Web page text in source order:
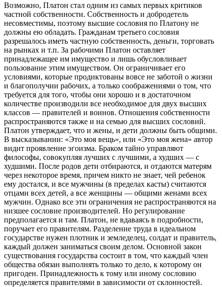
Возможно, Платон стал одним из самых первых критиков
частной собственности. Собственность и добродетель
несовместимы, поэтому высшие сословия по Платону не
должны ею обладать. Гражданам третьего сословия
разрешалось иметь частную собственность, деньги, торговать
на рынках и т.п. За рабочими Платон оставляет
принадлежащее им имущество и лишь обусловливает
пользование этим имуществом. Он ограничивает его
условиями, которые продиктованы вовсе не заботой о жизни
и благополучии рабочих, а только соображениями о том, что
требуется для того, чтобы они хорошо и в достаточном
количестве производили все необходимое для двух высших
классов — правителей и воинов. Отношения собственности
распространяются также и на семью для высших сословий.
Платон утверждает, что и жены, и дети должны быть общими.
В высказывании: «Это моя вещь», или «Это моя жена» автор
видит проявление эгоизма. Браком тайно управляют
философы, совокупляя лучших с лучшими, а худших — с
худшими. После родов дети отбираются, и отдаются матерям
через некоторое время, причем никто не знает, чей ребенок
ему достался, и все мужчины (в пределах касты) считаются
отцами всех детей, а все женщины — общими женами всех
мужчин. Однако все эти ограничения не распространяются на
низшее сословие производителей. Но регулирование
предполагается и там. Платон, не вдаваясь в подробности,
поручает его правителям. Разделение труда в идеальном
государстве нужен плотник и земледелец, солдат и правитель,
каждый должен заниматься своим делом. Основной закон
существования государства состоит в том, что каждый член
общества обязан выполнять только то дело, к которому он
пригоден. Принадлежность к тому или иному сословию
определяется правителями в зависимости от склонностей.